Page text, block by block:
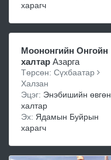
харагч
Моононгийн Онгойн
халтар Азарга
Төрсөн: Сүхбаатар
Халзан
Эцэг: Энэбишийн өвгөн
халтар
Эх: Ядамын Буйрын
харагч